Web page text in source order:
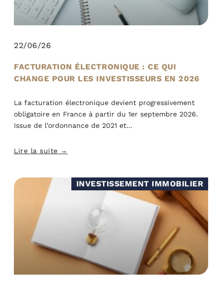
FACTURATION ÉLECTRONIQUE : CE QUI
CHANGE POUR LES INVESTISSEURS EN 2026
La facturation électronique devient progressivement
obligatoire en France à partir du 1er septembre 2026.
Issue de l’ordonnance de 2021 et
Lire la suite →
22/06/26
INVESTISSEMENT IMMOBILIER